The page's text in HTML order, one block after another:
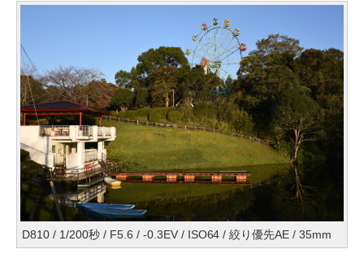
D810 / 1/200秒 / F5.6 / -0.3EV / ISO64 / 絞り優先AE / 35mm